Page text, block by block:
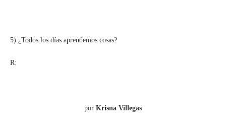
5) ¿Todos los días aprendemos cosas?
R:
por Krisna Villegas